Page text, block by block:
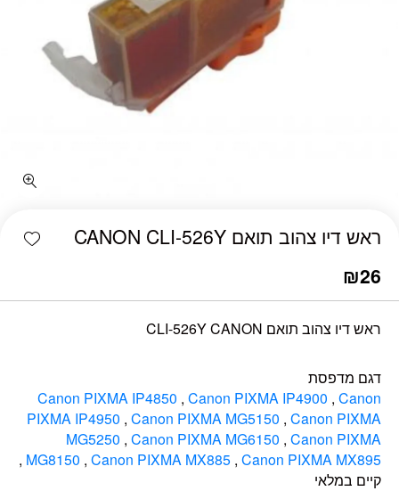
ראש דיו צהוב תואם CANON CLI-526Y
₪26
ראש דיו צהוב תואם CLI-526Y CANON
דגם מדפסת
Canon PIXMA IP4850 ,Canon PIXMA IP4900 ,Canon
PIXMA IP4950 ,Canon PIXMA MG5150 ,Canon PIXMA
MG5250 ,Canon PIXMA MG6150 ,Canon PIXMA
MG8150 ,Canon PIXMA MX885 ,Canon PIXMA MX895
,
קיים במלאי